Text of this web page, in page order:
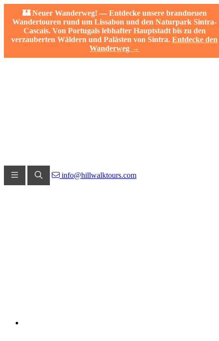
🏰 Neuer Wanderweg! — Entdecke unsere brandneuen
Wandertouren rund um Lissabon und den Naturpark Sintra-
Cascais. Von Portugals lebhafter Hauptstadt bis zu den
verzauberten Wäldern und Palästen von Sintra. Entdecke den
Wanderweg →
info@hillwalktours.com